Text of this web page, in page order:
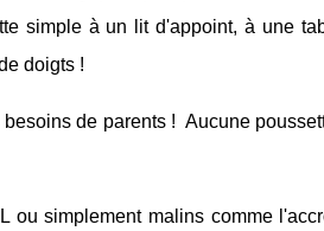
simple à un lit d'appoint, à une
doigts !
de parents ! Aucune
simplement malins comme